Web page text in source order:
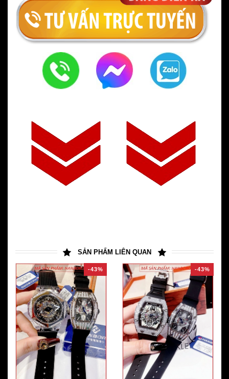
SẢN PHẨM LIÊN QUAN
-43% -43%